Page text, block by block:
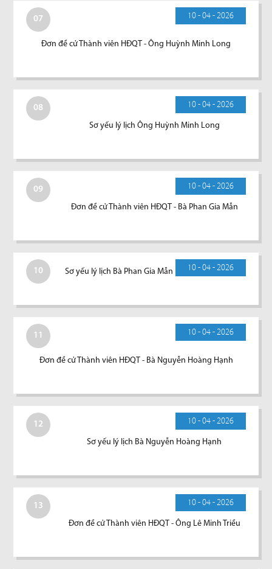
07 10 - 04 - 2026
Đơn đề cử Thành viên HĐQT - Ông Huỳnh Minh Long
08 10 - 04 - 2026
Sơ yếu lý lịch Ông Huỳnh Minh Long
09 10 - 04 - 2026
Đơn đề cử Thành viên HĐQT - Bà Phan Gia Mẫn
10 10 - 04 - 2026
Sơ yếu lý lịch Bà Phan Gia Mẫn
11 10 - 04 - 2026
Đơn đề cử Thành viên HĐQT - Bà Nguyễn Hoàng Hạnh
12 10 - 04 - 2026
Sơ yếu lý lịch Bà Nguyễn Hoàng Hạnh
13 10 - 04 - 2026
Đơn đề cử Thành viên HĐQT - Ông Lê Minh Triều